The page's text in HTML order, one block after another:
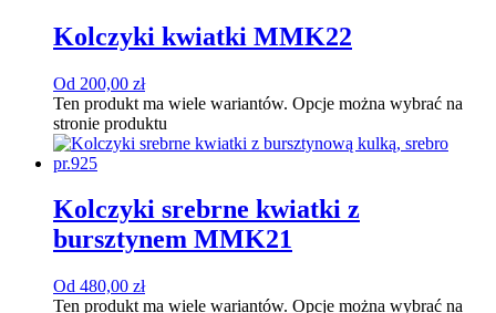
Kolczyki kwiatki MMK22
Od 200,00 zł
Ten produkt ma wiele wariantów. Opcje można wybrać na
stronie produktu
Kolczyki srebrne kwiatki z
bursztynem MMK21
Od 480,00 zł
Ten produkt ma wiele wariantów. Opcje można wybrać na